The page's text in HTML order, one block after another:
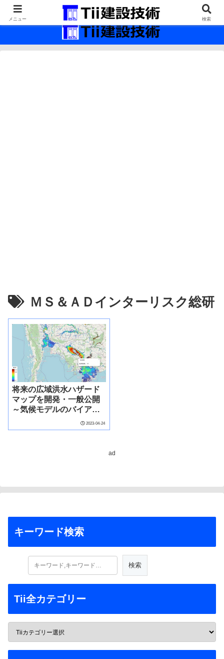
最新の建設技術の情報インフラ。
ＭＳ＆ＡＤインターリスク総研
将来の広域洪水ハザード
マップを開発・一般公開
～気候モデルのバイアス
を適切に補正し、高精度
に浸水深分布を推定～
2023-04-24
ad
キーワード検索
Tii全カテゴリー
メニュー 検索